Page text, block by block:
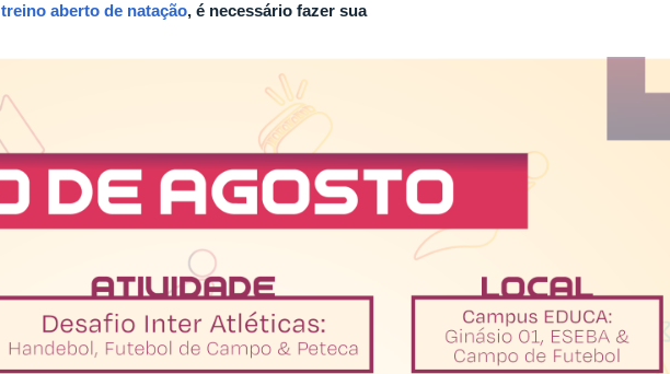
treino aberto de natação, é necessário fazer sua